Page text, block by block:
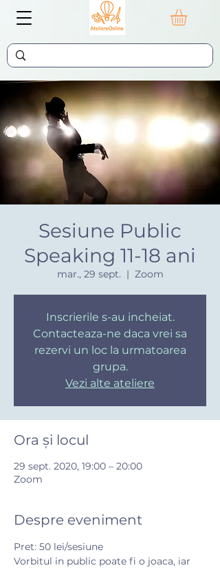
Sesiune Public
Speaking 11-18 ani
mar., 29 sept.
  |
Zoom
Inscrierile s-au incheiat.
Contacteaza-ne daca vrei sa
rezervi un loc la urmatoarea
grupa.
Vezi alte ateliere
Ora și locul
29 sept. 2020, 19:00 – 20:00
Zoom
Despre eveniment
Pret: 50 lei/sesiune
Vorbitul in public poate fi o joaca, iar